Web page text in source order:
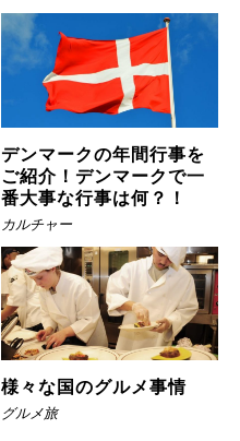
デンマークの年間行事を
ご紹介！デンマークで一
番大事な行事は何？！
カルチャー
様々な国のグルメ事情
グルメ旅